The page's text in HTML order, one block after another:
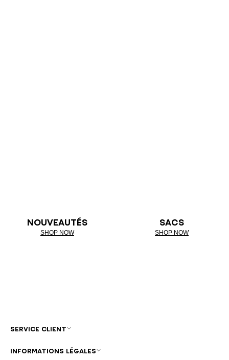
NOUVEAUTÉS
SHOP NOW
SACS
SHOP NOW
SERVICE CLIENT
INFORMATIONS LÉGALES